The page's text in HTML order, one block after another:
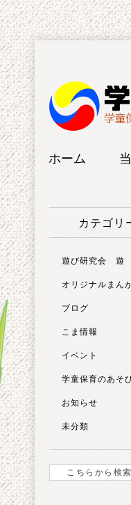
ホーム
カテゴリ
遊び研究会 遊
オリジナルまん
ブログ
こま情報
イベント
学童保育のあそ
お知らせ
未分類